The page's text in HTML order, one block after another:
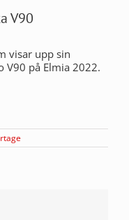
V90
visar upp sin
V90 på Elmia 2022.